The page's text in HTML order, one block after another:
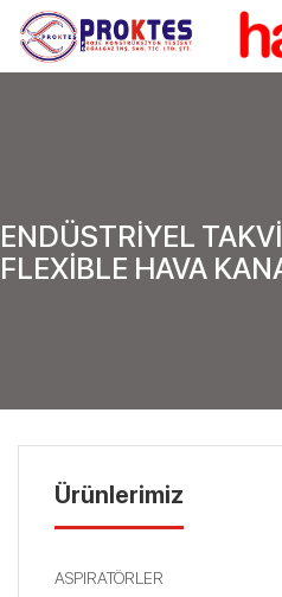
ENDÜSTRİYEL
FLEXİBLE HAVA
Ürünlerimiz
ASPIRATÖRLER